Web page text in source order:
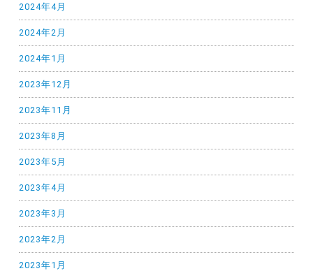
2024年4月
2024年2月
2024年1月
2023年12月
2023年11月
2023年8月
2023年5月
2023年4月
2023年3月
2023年2月
2023年1月